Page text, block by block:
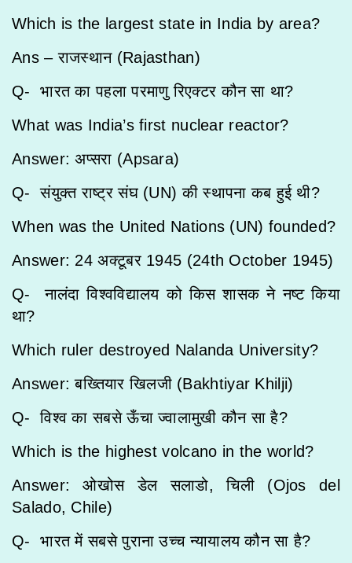
Which is the largest state in India by area?
Ans – राजस्थान (Rajasthan)
Q- भारत का पहला परमाणु रिएक्टर कौन सा था?
What was India’s first nuclear reactor?
Answer: अप्सरा (Apsara)
Q- संयुक्त राष्ट्र संघ (UN) की स्थापना कब हुई थी?
When was the United Nations (UN) founded?
Answer: 24 अक्टूबर 1945 (24th October 1945)
Q- नालंदा विश्वविद्यालय को किस शासक ने नष्ट किया
था?
Which ruler destroyed Nalanda University?
Answer: बख्तियार खिलजी (Bakhtiyar Khilji)
Q- विश्व का सबसे ऊँचा ज्वालामुखी कौन सा है?
Which is the highest volcano in the world?
Answer: ओखोस डेल सलाडो, चिली (Ojos del
Salado, Chile)
Q- भारत में सबसे पुराना उच्च न्यायालय कौन सा है?